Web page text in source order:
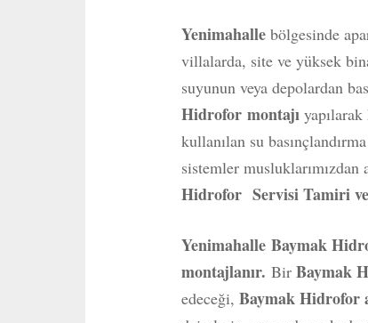
Yenimahallebölgesinde
villalarda, site ve yüksek
suyunun veya depolardan
Hidrofor montajıyapılarak
kullanılan su
sistemler musluklarımızdan
Hidrofor Servisi Tamiri ve
Yenimahalle Baymak
montajlanır. Bir Baymak
edeceği, Baymak Hidrofor